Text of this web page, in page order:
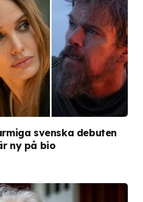
svenska debuten
ny på bio